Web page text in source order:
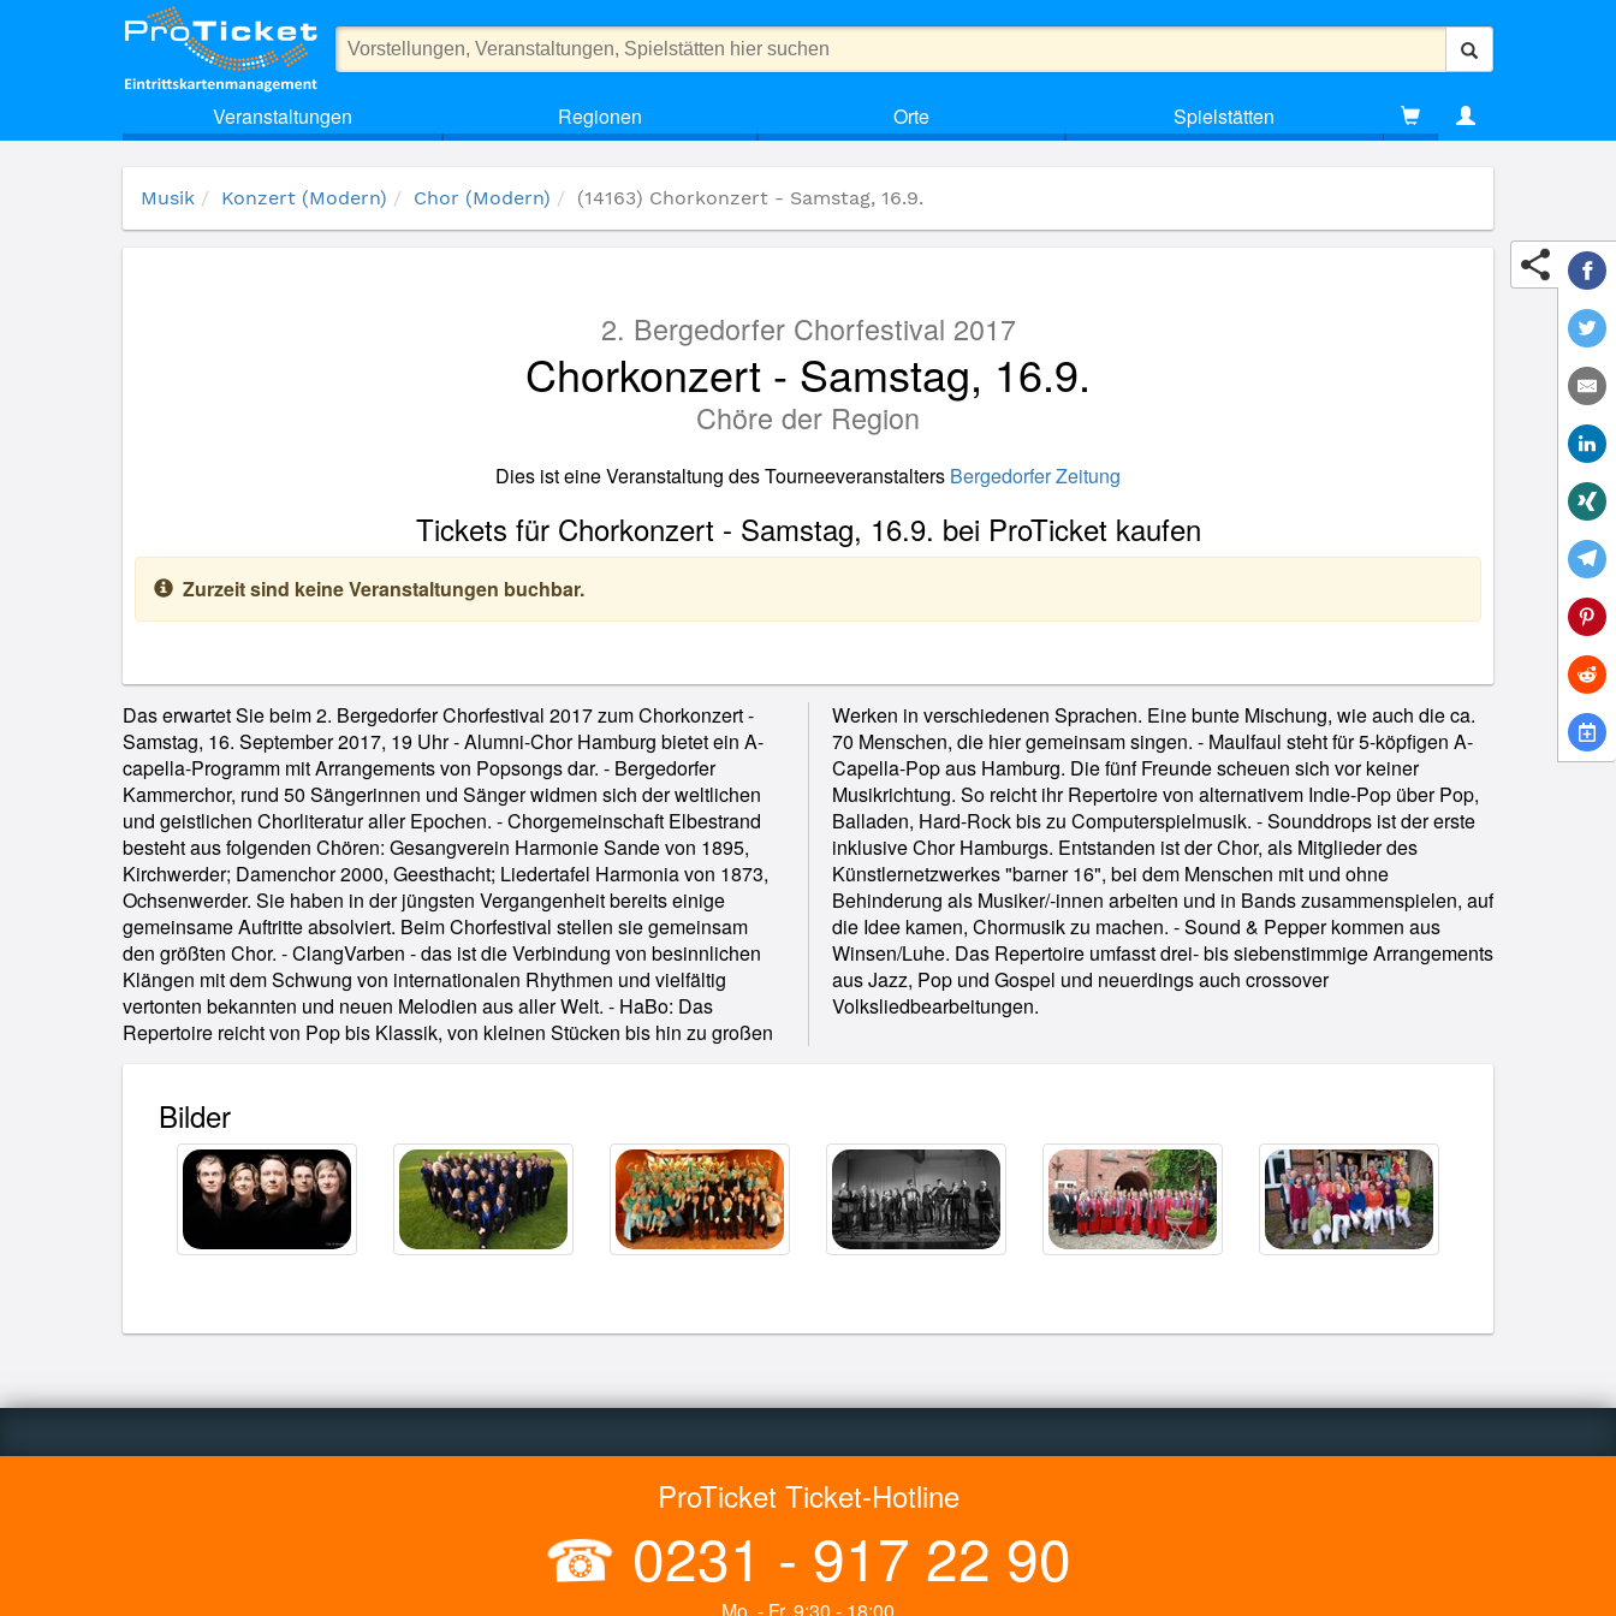
Veranstaltungen Regionen Orte Spielstätten
(14163) Chorkonzert - Samstag, 16.9.
Musik Konzert (Modern) Chor (Modern) (14163) Chorkonzert - Samstag, 16.9.
2. Bergedorfer Chorfestival 2017
Chorkonzert - Samstag, 16.9.
Chöre der Region
Dies ist eine Veranstaltung des Tourneeveranstalters Bergedorfer Zeitung
Tickets für Chorkonzert - Samstag, 16.9. bei ProTicket kaufen
Zurzeit sind keine Veranstaltungen buchbar.
Das erwartet Sie beim 2. Bergedorfer Chorfestival 2017 zum Chorkonzert -
Samstag, 16. September 2017, 19 Uhr - Alumni-Chor Hamburg bietet ein A-
capella-Programm mit Arrangements von Popsongs dar. - Bergedorfer
Kammerchor, rund 50 Sängerinnen und Sänger widmen sich der weltlichen
und geistlichen Chorliteratur aller Epochen. - Chorgemeinschaft Elbestrand
besteht aus folgenden Chören: Gesangverein Harmonie Sande von 1895,
Kirchwerder; Damenchor 2000, Geesthacht; Liedertafel Harmonia von 1873,
Ochsenwerder. Sie haben in der jüngsten Vergangenheit bereits einige
gemeinsame Auftritte absolviert. Beim Chorfestival stellen sie gemeinsam
den größten Chor. - ClangVarben - das ist die Verbindung von besinnlichen
Klängen mit dem Schwung von internationalen Rhythmen und vielfältig
vertonten bekannten und neuen Melodien aus aller Welt. - HaBo: Das
Repertoire reicht von Pop bis Klassik, von kleinen Stücken bis hin zu großen
Werken in verschiedenen Sprachen. Eine bunte Mischung, wie auch die ca.
70 Menschen, die hier gemeinsam singen. - Maulfaul steht für 5-köpfigen A-
Capella-Pop aus Hamburg. Die fünf Freunde scheuen sich vor keiner
Musikrichtung. So reicht ihr Repertoire von alternativem Indie-Pop über Pop,
Balladen, Hard-Rock bis zu Computerspielmusik. - Sounddrops ist der erste
inklusive Chor Hamburgs. Entstanden ist der Chor, als Mitglieder des
Künstlernetzwerkes "barner 16", bei dem Menschen mit und ohne
Behinderung als Musiker/-innen arbeiten und in Bands zusammenspielen, auf
die Idee kamen, Chormusik zu machen. - Sound & Pepper kommen aus
Winsen/Luhe. Das Repertoire umfasst drei- bis siebenstimmige Arrangements
aus Jazz, Pop und Gospel und neuerdings auch crossover
Volksliedbearbeitungen.
Bilder
ProTicket Ticket-Hotline
☎ 0231 - 917 22 90